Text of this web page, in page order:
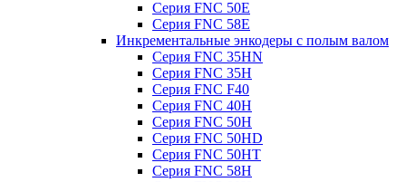
Серия FNC 50E
Серия FNC 58E
Инкрементальные энкодеры с полым валом
Серия FNC 35HN
Серия FNC 35H
Серия FNC F40
Серия FNC 40H
Серия FNC 50H
Серия FNC 50HD
Серия FNC 50HT
Серия FNC 58H